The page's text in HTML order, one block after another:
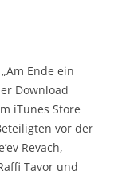
Ende ein
Download
iTunes Store
vor der
Revach,
Tavor und